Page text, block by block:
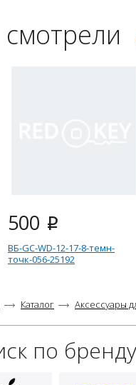
500 i
ВБ-GC-WD-12-17-8-темн-
точк-056-25192
Каталог Аксессуары
по бренду